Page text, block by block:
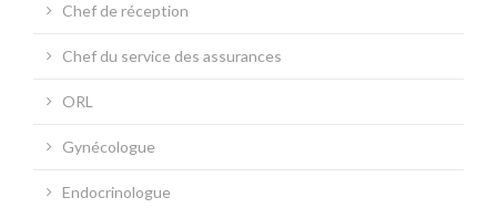
NOUVELLES MÉDICALES
Chef de réception
Chef du service des assurances
ORL
Gynécologue
Endocrinologue